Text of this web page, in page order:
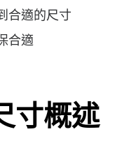
合適的尺寸
合適
寸概述